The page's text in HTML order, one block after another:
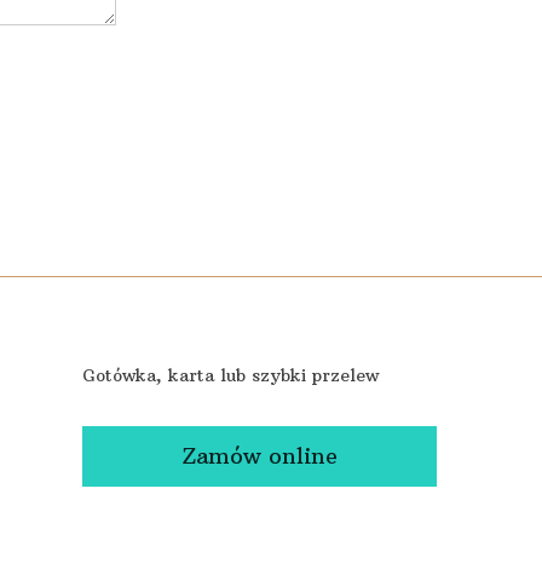
Gotówka, karta lub szybki przelew
Zamów online